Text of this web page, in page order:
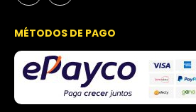
MÉTODOS DE PAGO